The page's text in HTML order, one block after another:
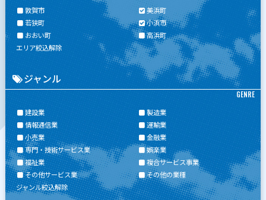
敦賀市
美浜町
若狭町
小浜市
おおい町
高浜町
エリア絞込解除
ジャンル
GENRE
建設業
製造業
情報通信業
運輸業
小売業
金融業
専門・技術サービス業
娯楽業
福祉業
複合サービス事業
その他サービス業
その他の業種
ジャンル絞込解除